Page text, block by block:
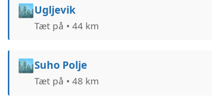
🏙️Ugljevik
Tæt på • 44 km
🏙️Suho Polje
Tæt på • 48 km